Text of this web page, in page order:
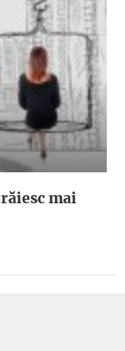
mai